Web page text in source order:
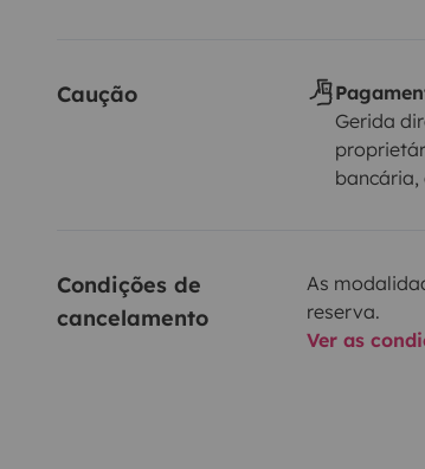
Caução
Gerida
bancária,
Condições de
cancelamento
As
reserva.
Ver as